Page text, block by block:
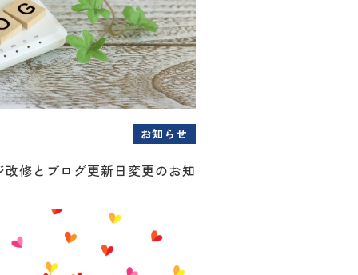
お知らせ
改修とブログ更新日変更のお知